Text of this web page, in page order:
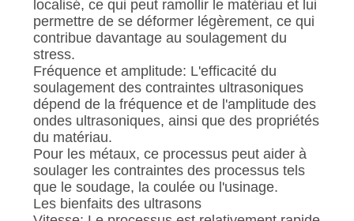
localisé, ce qui peut ramollir le matériau et lui
permettre de se déformer légèrement, ce qui
contribue davantage au soulagement du
stress.
Fréquence et amplitude: L'efficacité du
soulagement des contraintes ultrasoniques
dépend de la fréquence et de l'amplitude des
ondes ultrasoniques, ainsi que des propriétés
du matériau.
Pour les métaux, ce processus peut aider à
soulager les contraintes des processus tels
que le soudage, la coulée ou l'usinage.
Les bienfaits des ultrasons